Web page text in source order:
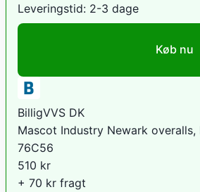
Leveringstid: 2-3 dage
Køb nu
BilligVVS DK
Mascot Industry Newark overalls,
76C56
510 kr
+ 70 kr fragt